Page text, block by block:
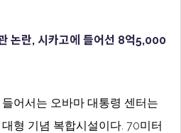
논란, 시카고에 들어선 8억5,000
어서는 오바마 대통령 센터는
형 기념 복합시설이다. 70미터